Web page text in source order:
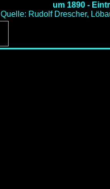
um 1890 -
Quelle: Rudolf Drescher,